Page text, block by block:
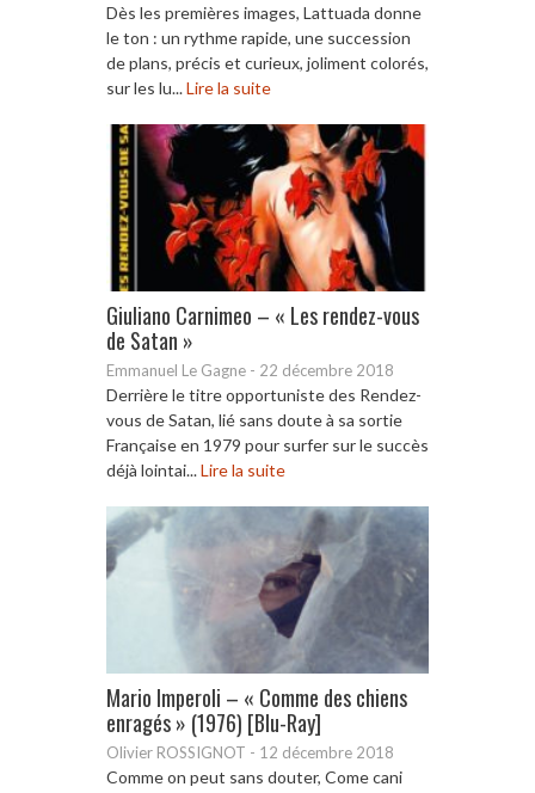
Dès les premières images, Lattuada donne
le ton : un rythme rapide, une succession
de plans, précis et curieux, joliment colorés,
sur les lu...Lire la suite
Giuliano Carnimeo – « Les rendez-vous
de Satan »
Emmanuel Le Gagne - 22 décembre 2018
Derrière le titre opportuniste des Rendez-
vous de Satan, lié sans doute à sa sortie
Française en 1979 pour surfer sur le succès
déjà lointai...Lire la suite
Mario Imperoli – « Comme des chiens
enragés » (1976) [Blu-Ray]
Olivier ROSSIGNOT - 12 décembre 2018
Comme on peut sans douter, Come cani